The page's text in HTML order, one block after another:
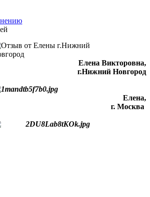
Елена Викторовна,
г.Нижний Новгород
Елена,
г. Москва